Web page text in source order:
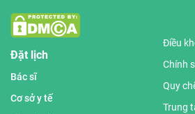
Đặt lịch
Bác sĩ
Cơ sở y tế
Điều
Chính
Quy
Trung